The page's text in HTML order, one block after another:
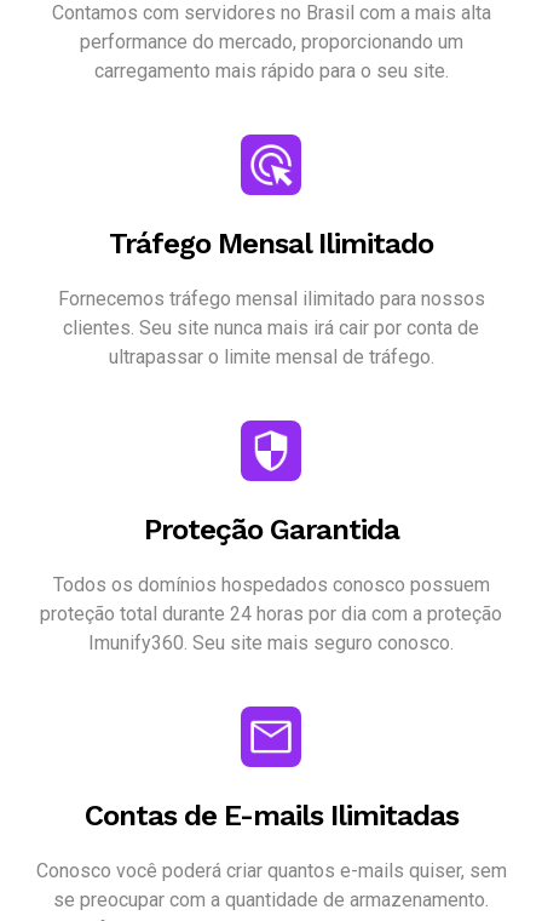
Contamos com servidores no Brasil com a mais alta
performance do mercado, proporcionando um
carregamento mais rápido para o seu site.
Tráfego Mensal Ilimitado
Fornecemos tráfego mensal ilimitado para nossos
clientes. Seu site nunca mais irá cair por conta de
ultrapassar o limite mensal de tráfego.
Proteção Garantida
Todos os domínios hospedados conosco possuem
proteção total durante 24 horas por dia com a proteção
Imunify360. Seu site mais seguro conosco.
Contas de E-mails Ilimitadas
Conosco você poderá criar quantos e-mails quiser, sem
se preocupar com a quantidade de armazenamento.